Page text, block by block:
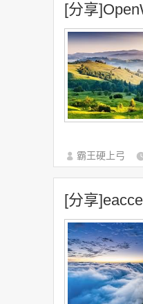
[分享
霸王硬上弓
[分享